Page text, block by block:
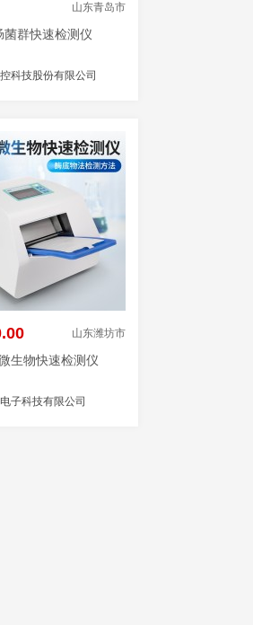
山东青岛市
菌群快速检测仪
科技股份有限公司
山东潍坊市
生物快速检测仪
子科技有限公司